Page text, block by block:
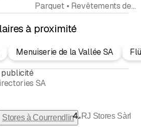
Parquet • Revêtements de Sols • Décoration d'intérieur • Stores • Literie
à proximité
Menuiserie de la Vallée SA
publicité
SA
Stores à Courrendlin •RJ Stores Sàrl